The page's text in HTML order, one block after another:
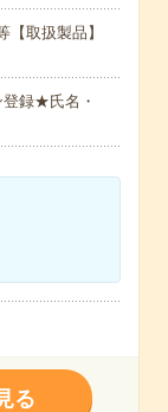
取扱製品】
録★氏名・
る